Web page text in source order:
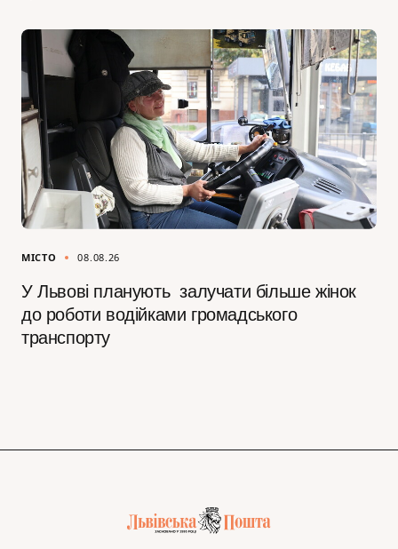
МІСТО 08.08.26
У Львові планують залучати більше жінок
до роботи водійками громадського
транспорту